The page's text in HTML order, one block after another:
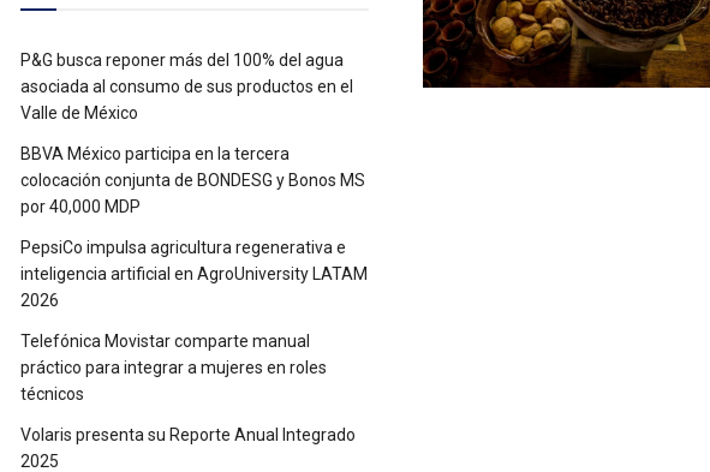
P&G busca reponer más del 100% del agua
asociada al consumo de sus productos en el
Valle de México
BBVA México participa en la tercera
colocación conjunta de BONDESG y Bonos MS
por 40,000 MDP
PepsiCo impulsa agricultura regenerativa e
inteligencia artificial en AgroUniversity LATAM
2026
Telefónica Movistar comparte manual
práctico para integrar a mujeres en roles
técnicos
Volaris presenta su Reporte Anual Integrado
2025